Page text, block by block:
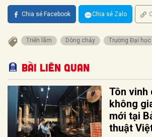
Chia sẻ Facebook Chia sẻ Zalo
Triển lãm Dòng chảy Trường Đại
Bài liên quan
Tôn vinh
không
mới tại
thuật